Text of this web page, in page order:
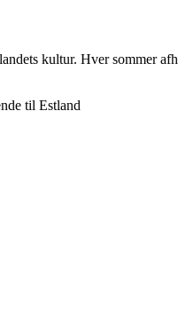
kultur. Hver sommer
til Estland